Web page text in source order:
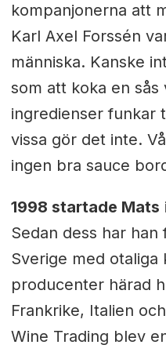
kompanjonerna att
Karl Axel Forssén
människa. Kanske
som att koka en sås
ingredienser funkar
vissa gör det inte.
ingen bra sauce
1998 startade Mats
Sedan dess har
Sverige med otaliga
producenter härad
Frankrike, Italien
Wine Trading blev